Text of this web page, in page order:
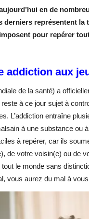
en de
derniers représentent
pour repérer
addiction aux
de la santé) a
à ce jour sujet à
L’addiction entraîne
à une substance ou
à repérer, car ils
de votre voisin(e) ou de
le monde sans
vous aurez du mal à